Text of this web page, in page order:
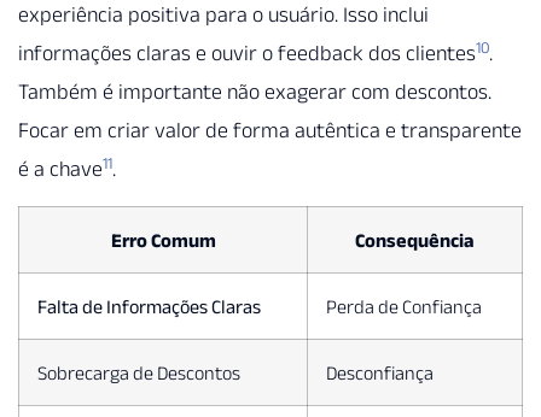
experiência positiva para o usuário. Isso inclui
informações claras e ouvir o feedback dos clientes10.
Também é importante não exagerar com descontos.
Focar em criar valor de forma autêntica e transparente
é a chave11.
Erro Comum Consequência
Falta de Informações Claras Perda de Confiança
Sobrecarga de Descontos Desconfiança